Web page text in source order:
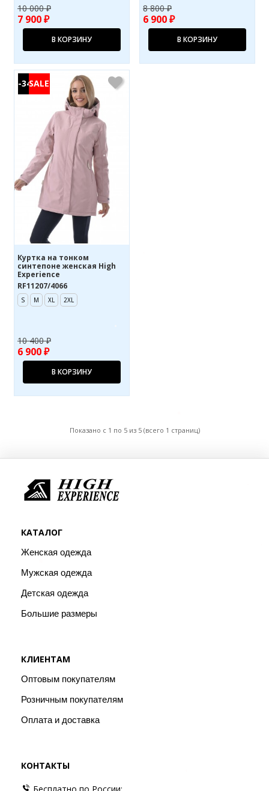
10 000 ₽
7 900 ₽
В КОРЗИНУ
8 800 ₽
6 900 ₽
В КОРЗИНУ
-34%
Куртка на тонком
синтепоне женская High
Experience
RF11207/4066
S M XL 2XL
10 400 ₽
6 900 ₽
В КОРЗИНУ
Показано с 1 по 5 из 5 (всего 1 страниц)
КАТАЛОГ
Женская одежда
Мужская одежда
Детская одежда
Большие размеры
КЛИЕНТАМ
Оптовым покупателям
Розничным покупателям
Оплата и доставка
КОНТАКТЫ
Бесплатно по России: